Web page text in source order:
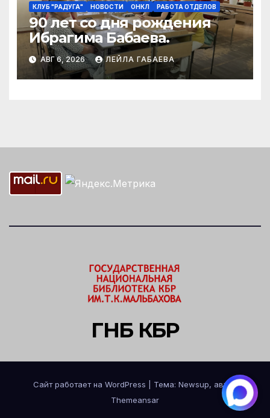
КЛУБ "РАДУГА" НОВОСТИ ОНКЛ РАБОТА ОТДЕЛОВ
90 лет со дня рождения
Ибрагима Бабаева.
АВГ 6, 2026 ЛЕЙЛА ГАБАЕВА
ГНБ КБР
Сайт работает на WordPress
Тема: Newsup, автор
Themeansar